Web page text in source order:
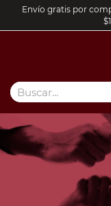
Envío gratis por